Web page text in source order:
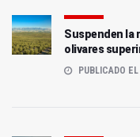
Suspenden la
olivares
PUBLICADO